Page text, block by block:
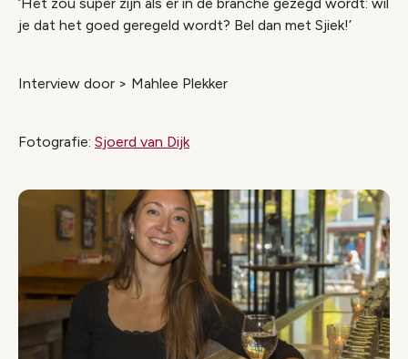
‘Het zou super zijn als er in de branche gezegd wordt: wil
je dat het goed geregeld wordt? Bel dan met Sjiek!’
Interview door > Mahlee Plekker
Fotografie: Sjoerd van Dijk